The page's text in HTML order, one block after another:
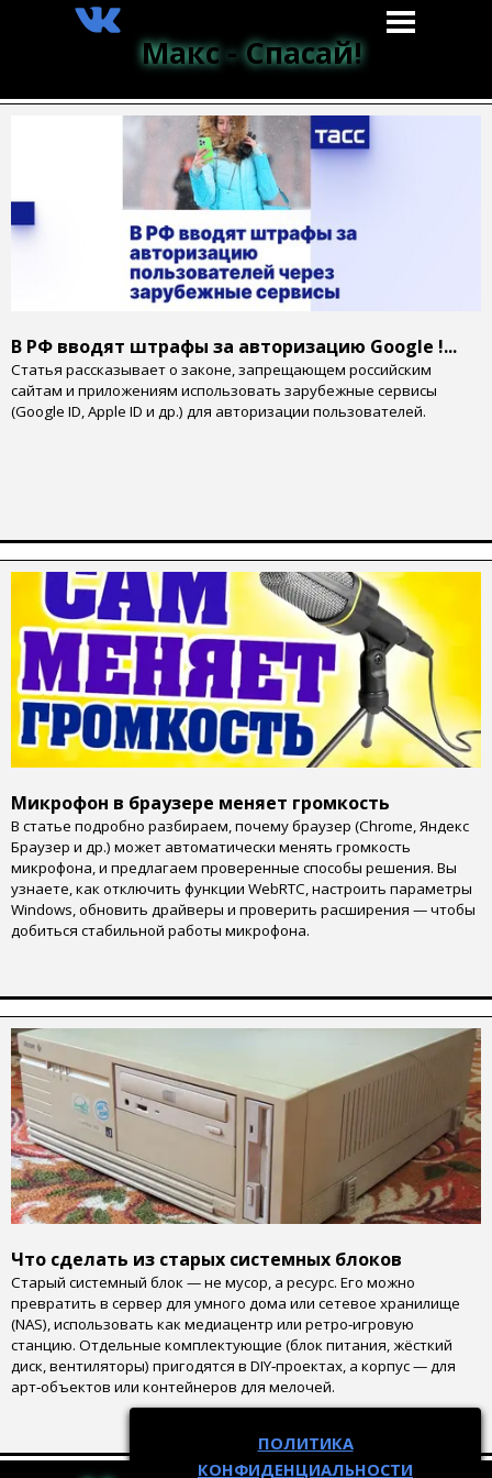
Макс - Спасай!
В РФ вводят штрафы за авторизацию Google !...
Статья рассказывает о законе, запрещающем российским
сайтам и приложениям использовать зарубежные сервисы
(Google ID, Apple ID и др.) для авторизации пользователей.
Микрофон в браузере меняет громкость
В статье подробно разбираем, почему браузер (Chrome, Яндекс
Браузер и др.) может автоматически менять громкость
микрофона, и предлагаем проверенные способы решения. Вы
узнаете, как отключить функции WebRTC, настроить параметры
Windows, обновить драйверы и проверить расширения — чтобы
добиться стабильной работы микрофона.
Что сделать из старых системных блоков
Старый системный блок — не мусор, а ресурс. Его можно
превратить в сервер для умного дома или сетевое хранилище
(NAS), использовать как медиацентр или ретро‑игровую
станцию. Отдельные комплектующие (блок питания, жёсткий
диск, вентиляторы) пригодятся в DIY‑проектах, а корпус — для
арт‑объектов или контейнеров для мелочей.
ПОЛИТИКА
КОНФИДЕНЦИАЛЬНОСТИ